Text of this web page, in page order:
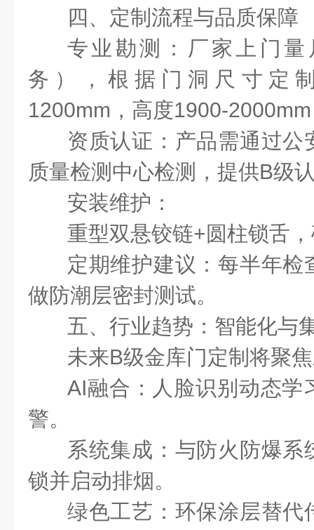
四、定制流程与品质保障
专业勘测：厂家上门
务），根据门洞尺寸定
1200mm ，高度1900-2000mm
资质认证：产品需通过公
质量检测中心检测，提供B级
安装维护：
重型双悬铰链+圆柱锁舌
定期维护建议：每半年检
做防潮层密封测试。
五、行业趋势：智能化与
未来B级金库门定制将聚
AI融合：人脸识别动态学
警。
系统集成：与防火防爆系
锁并启动排烟。
绿色工艺：环保涂层替代